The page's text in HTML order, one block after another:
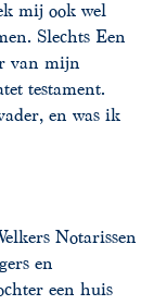
mij ook wel
Slechts Een
van mijn
testament.
en was ik
Notarissen
en
een huis